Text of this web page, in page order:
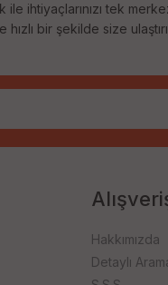
ihtiyaçlarınızı tek
hızlı bir şekilde size
Hakkımızda
Detaylı